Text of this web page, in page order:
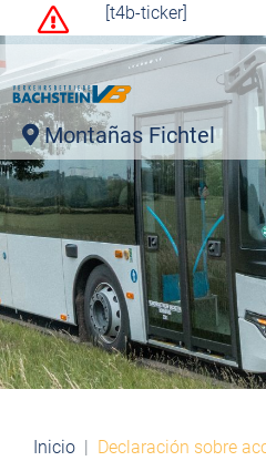
[t4b-ticker]
Montañas Fichtel
Inicio Declaración sobre